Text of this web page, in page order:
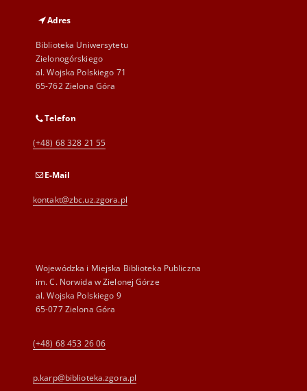
Adres
Biblioteka Uniwersytetu
Zielonogórskiego
al. Wojska Polskiego 71
65-762 Zielona Góra
Telefon
(+48) 68 328 21 55
E-Mail
kontakt@zbc.uz.zgora.pl
Wojewódzka i Miejska Biblioteka Publiczna
im. C. Norwida w Zielonej Górze
al. Wojska Polskiego 9
65-077 Zielona Góra
(+48) 68 453 26 06
p.karp@biblioteka.zgora.pl